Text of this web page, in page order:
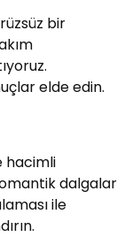
bir
elde edin.
hacimli
dalgalar
ile